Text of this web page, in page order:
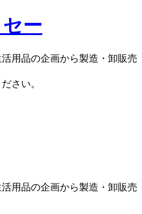
用品の企画から製造・卸販売
さい。
用品の企画から製造・卸販売